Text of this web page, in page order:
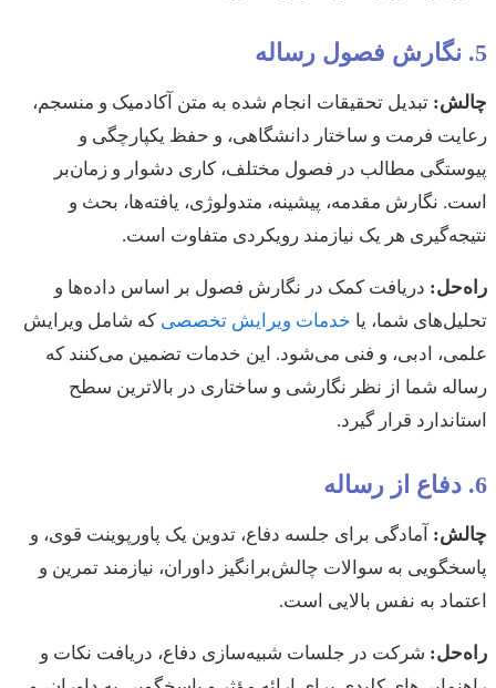
5. نگارش فصول رساله
چالش: تبدیل تحقیقات انجام شده به متن آکادمیک و منسجم،
رعایت فرمت و ساختار دانشگاهی، و حفظ یکپارچگی و
پیوستگی مطالب در فصول مختلف، کاری دشوار و زمان‌بر
است. نگارش مقدمه، پیشینه، متدولوژی، یافته‌ها، بحث و
نتیجه‌گیری هر یک نیازمند رویکردی متفاوت است.
راه‌حل: دریافت کمک در نگارش فصول بر اساس داده‌ها و
تحلیل‌های شما، یا خدمات ویرایش تخصصی که شامل ویرایش
علمی، ادبی، و فنی می‌شود. این خدمات تضمین می‌کنند که
رساله شما از نظر نگارشی و ساختاری در بالاترین سطح
استاندارد قرار گیرد.
6. دفاع از رساله
چالش: آمادگی برای جلسه دفاع، تدوین یک پاورپوینت قوی، و
پاسخگویی به سوالات چالش‌برانگیز داوران، نیازمند تمرین و
اعتماد به نفس بالایی است.
راه‌حل: شرکت در جلسات شبیه‌سازی دفاع، دریافت نکات و